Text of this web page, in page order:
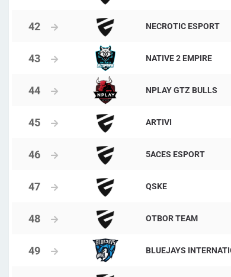
NECROTIC ESPORT
NATIVE 2 EMPIRE
NPLAY GTZ BULLS
ARTIVI
5ACES ESPORT
QSKE
OTBOR TEAM
BLUEJAYS